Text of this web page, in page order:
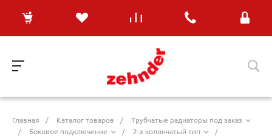
Главная / Каталог товаров /
Трубчатые радиаторы под заказ
/
Боковое подключение / 2-х колончатый тип
/